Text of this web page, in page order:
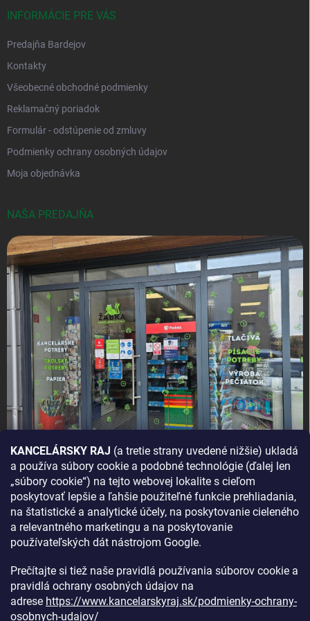
KANCELÁRSKY RAJ (a tretie strany uvedené nižšie) ukladá
a používa súbory cookie a podobné technológie (ďalej len
„súbory cookie“) na tejto webovej lokalite s cieľom
poskytovať lepšie a ľahšie použiteľné funkcie prehliadania,
na štatistické a analytické účely, na poskytovanie cieleného
a relevantného marketingu a na poskytovanie
používateľských dát nástrojom Google.
Prečítajte si tiež naše pravidlá používania súborov cookie a
pravidlá ochrany osobných údajov na
adrese https://www.kancelarskyraj.sk/podmienky-ochrany-
osobnych-udajov/
INFORMÁCIE PRE VÁS
Predajňa Bardejov
Kontakty
Všeobecné obchodné podmienky
Reklamačný poriadok
Formulár - odstúpenie od zmluvy
Podmienky ochrany osobných údajov
Moja objednávka
NAŠA PREDAJŇA
AKO SA K NÁM DOSTANETE?